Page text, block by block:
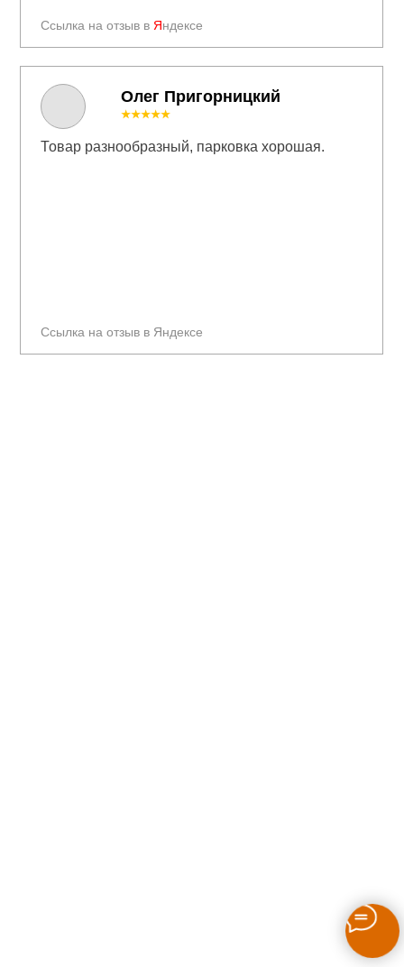
Олег Пригорницкий
Ссылка на отзыв в Яндексе
Ссылка на отзыв в Яндексе
★★★★★
Товар разнообразный, парковка хорошая.